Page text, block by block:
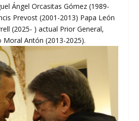
Ángel Orcasitas Gómez (1989-
Prevost (2001-2013) Papa León
(2025- ) actual Prior General,
Moral Antón (2013-2025).